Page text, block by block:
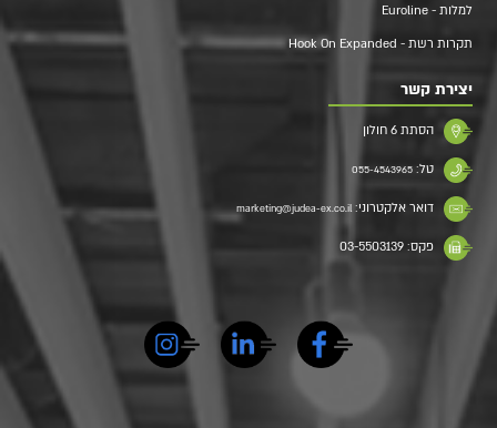
למלות - Euroline
תקרות רשת - Hook On Expanded
יצירת קשר
הסתת 6 חולון
טל: 055-4543965
דואר אלקטרוני: marketing@judea-ex.co.il
פקס: 03-5503139